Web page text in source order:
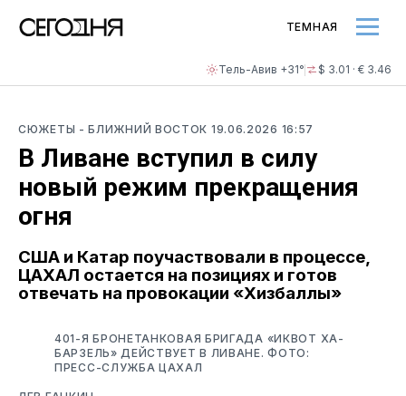
Тель-Авив +31° $ 3.01 · € 3.46
ТЕМНАЯ
СЮЖЕТЫ - БЛИЖНИЙ ВОСТОК 19.06.2026 16:57
В Ливане вступил в силу
новый режим прекращения
огня
США и Катар поучаствовали в процессе,
ЦАХАЛ остается на позициях и готов
отвечать на провокации «Хизбаллы»
401-Я БРОНЕТАНКОВАЯ БРИГАДА «ИКВОТ ХА-
БАРЗЕЛЬ» ДЕЙСТВУЕТ В ЛИВАНЕ. ФОТО:
ПРЕСС-СЛУЖБА ЦАХАЛ